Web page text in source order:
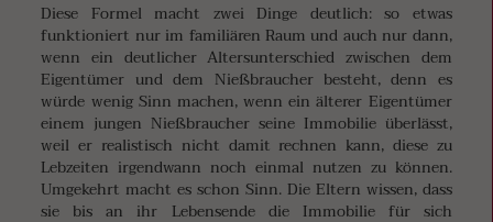
Diese Formel macht zwei Dinge deutlich: so etwas
funktioniert nur im familiären Raum und auch nur dann,
wenn ein deutlicher Altersunterschied zwischen dem
Eigentümer und dem Nießbraucher besteht, denn es
würde wenig Sinn machen, wenn ein älterer Eigentümer
einem jungen Nießbraucher seine Immobilie überlässt,
weil er realistisch nicht damit rechnen kann, diese zu
Lebzeiten irgendwann noch einmal nutzen zu können.
Umgekehrt macht es schon Sinn. Die Eltern wissen, dass
sie bis an ihr Lebensende die Immobilie für sich